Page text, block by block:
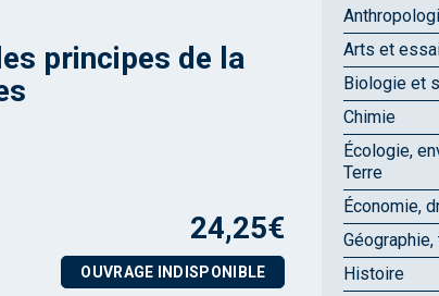
principes de la
24,25€
OUVRAGE INDISPONIBLE
Arts et
Biologie et
Chimie
Écologie,
Terre
Économie,
Histoire